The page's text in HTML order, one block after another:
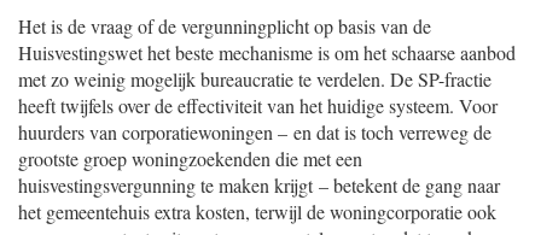
Het is de vraag of de vergunningplicht op basis van de
Huisvestingswet het beste mechanisme is om het schaarse aanbod
met zo weinig mogelijk bureaucratie te verdelen. De SP-fractie
heeft twijfels over de effectiviteit van het huidige systeem. Voor
huurders van corporatiewoningen – en dat is toch verreweg de
grootste groep woningzoekenden die met een
huisvestingsvergunning te maken krijgt – betekent de gang naar
het gemeentehuis extra kosten, terwijl de woningcorporatie ook